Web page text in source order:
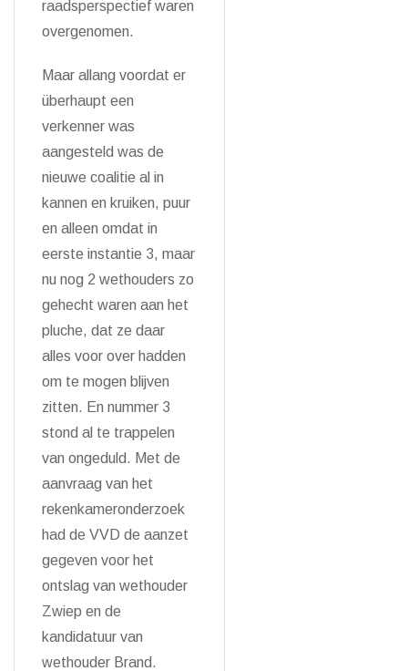
raadsperspectief waren
overgenomen.
Maar allang voordat er
überhaupt een
verkenner was
aangesteld was de
nieuwe coalitie al in
kannen en kruiken, puur
en alleen omdat in
eerste instantie 3, maar
nu nog 2 wethouders zo
gehecht waren aan het
pluche, dat ze daar
alles voor over hadden
om te mogen blijven
zitten. En nummer 3
stond al te trappelen
van ongeduld. Met de
aanvraag van het
rekenkameronderzoek
had de VVD de aanzet
gegeven voor het
ontslag van wethouder
Zwiep en de
kandidatuur van
wethouder Brand.